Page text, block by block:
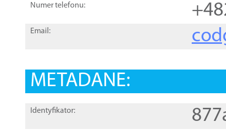
Numer telefonu:
Email:
METADANE:
Identyfikator: